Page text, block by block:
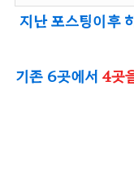
지난 포스팅이후
기존 6곳에서 4곳